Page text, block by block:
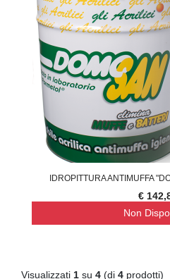
IDROPITTURA ANTIMUFFA
€
Non
Visualizzati 1 su 4 (di 4 prodotti)